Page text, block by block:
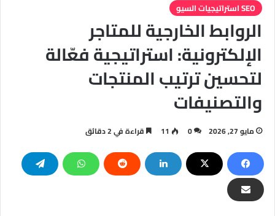
SEO استراتيجيات السيو
الروابط الخارجية للمتاجر
الإلكترونية: استراتيجية فعّالة
لتحسين ترتيب المنتجات
والتصنيفات
مايو 27, 2026 0
11 قراءة في 2 دقائق